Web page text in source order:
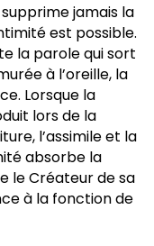
jamais la
est possible.
la parole qui sort
à l’oreille, la
Lorsque la
lors de la
l’assimile et la
absorbe la
le Créateur de sa
à la fonction de